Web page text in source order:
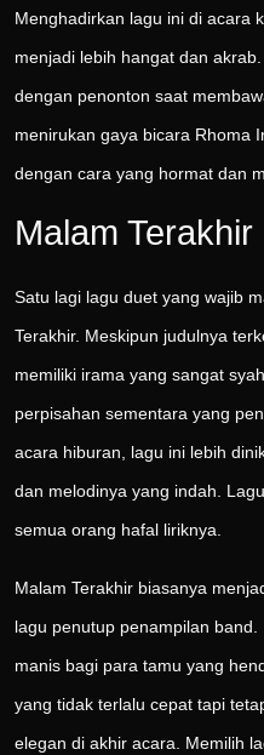
Menghadirkan lagu ini di acara
menjadi lebih hangat dan
dengan penonton saat
menirukan gaya bicara Rhoma
dengan cara yang hormat dan
Malam Terakhir
Satu lagi lagu duet yang wajib
Terakhir. Meskipun judulnya
memiliki irama yang sangat
perpisahan sementara yang
acara hiburan, lagu ini lebih
dan melodinya yang indah.
semua orang hafal liriknya.
Malam Terakhir biasanya
lagu penutup penampilan
manis bagi para tamu yang
yang tidak terlalu cepat tapi
elegan di akhir acara. Memilih